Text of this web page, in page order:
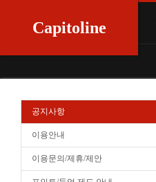
Capitoline
공지사항
이용안내
이용문의/제휴/제안